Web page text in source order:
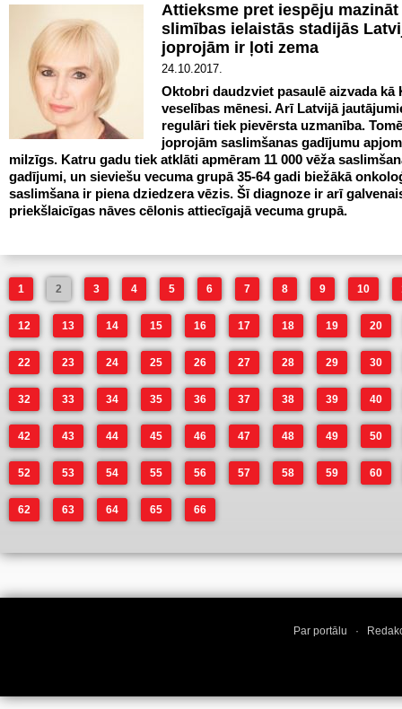
Attieksme pret iespēju mazināt
slimības ielaistās stadijās
joprojām ir ļoti zema
24.10.2017.
Oktobri daudzviet pasaulē aizvada kā
veselības mēnesi. Arī Latvijā
regulāri tiek pievērsta uzmanība.
joprojām saslimšanas gadījumu
milzīgs. Katru gadu tiek atklāti apmēram 11 000 vēža
gadījumi, un sieviešu vecuma grupā 35-64 gadi biežākā
saslimšana ir piena dziedzera vēzis. Šī diagnoze ir arī
priekšlaicīgas nāves cēlonis attiecīgajā vecuma grupā.
1 2 3 4 5 6 7 8 9 10
12 13 14 15 16 17 18 19 20
22 23 24 25 26 27 28 29 30
32 33 34 35 36 37 38 39 40
42 43 44 45 46 47 48 49 50
52 53 54 55 56 57 58 59 60
62 63 64 65 66
Par portālu ·